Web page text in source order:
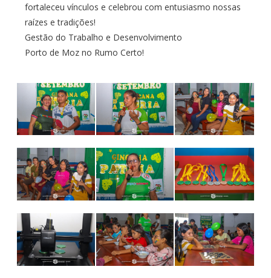
fortaleceu vínculos e celebrou com entusiasmo nossas
raízes e tradições!
Gestão do Trabalho e Desenvolvimento
Porto de Moz no Rumo Certo!